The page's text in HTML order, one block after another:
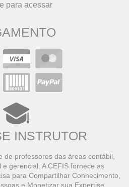
para acessar
INSTRUTOR
professores das áreas contábil,
gerencial. A CEFIS fornece as
para Compartilhar Conhecimento,
e Monetizar sua Expertise.